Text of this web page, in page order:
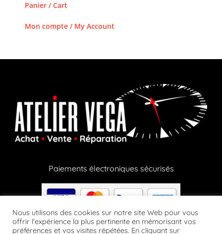
Panier / Cart
Mon compte / My Account
Paiements électroniques sécurisés
Nous utilisons des cookies sur notre site Web pour vous
offrir l'expérience la plus pertinente en mémorisant vos
préférences et vos visites répétées. En cliquant sur